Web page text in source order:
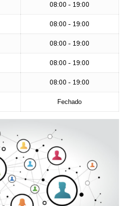
08:00 - 19:00
08:00 - 19:00
08:00 - 19:00
08:00 - 19:00
08:00 - 19:00
Fechado